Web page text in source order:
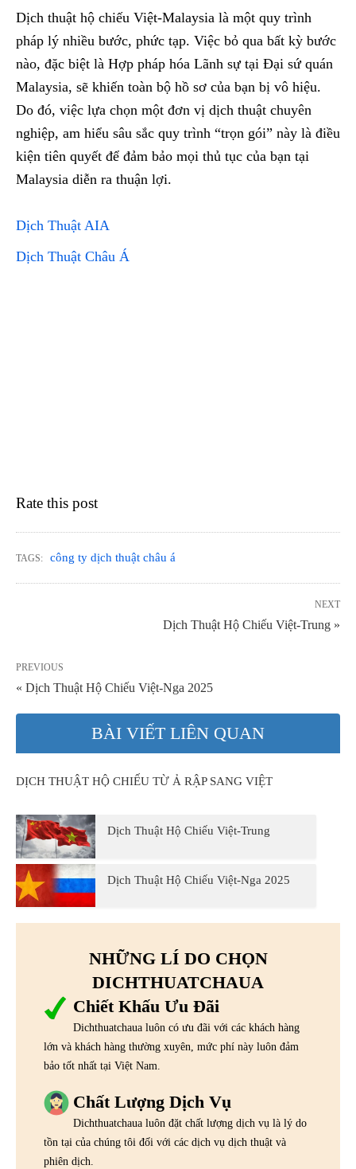
Dịch thuật hộ chiếu Việt-Malaysia là một quy trình
pháp lý nhiều bước, phức tạp. Việc bỏ qua bất kỳ bước
nào, đặc biệt là Hợp pháp hóa Lãnh sự tại Đại sứ quán
Malaysia, sẽ khiến toàn bộ hồ sơ của bạn bị vô hiệu.
Do đó, việc lựa chọn một đơn vị dịch thuật chuyên
nghiệp, am hiểu sâu sắc quy trình “trọn gói” này là điều
kiện tiên quyết để đảm bảo mọi thủ tục của bạn tại
Malaysia diễn ra thuận lợi.
Dịch Thuật AIA
Dịch Thuật Châu Á
Rate this post
TAGS: công ty dịch thuật châu á
NEXT
Dịch Thuật Hộ Chiếu Việt-Trung »
PREVIOUS
« Dịch Thuật Hộ Chiếu Việt-Nga 2025
BÀI VIẾT LIÊN QUAN
DỊCH THUẬT HỘ CHIẾU TỪ Ả RẬP SANG VIỆT
Dịch Thuật Hộ Chiếu Việt-Trung
Dịch Thuật Hộ Chiếu Việt-Nga 2025
NHỮNG LÍ DO CHỌN
DICHTHUATCHAUA
Chiết Khấu Ưu Đãi
Dichthuatchaua luôn có ưu đãi với các khách hàng
lớn và khách hàng thường xuyên, mức phí này luôn đảm
bảo tốt nhất tại Việt Nam.
Chất Lượng Dịch Vụ
Dichthuatchaua luôn đặt chất lượng dịch vụ là lý do
tồn tại của chúng tôi đối với các dịch vụ dịch thuật và
phiên dịch.